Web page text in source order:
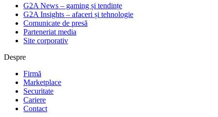
G2A News – gaming și tendințe
G2A Insights – afaceri și tehnologie
Comunicate de presă
Parteneriat media
Site corporativ
Despre
Firmă
Marketplace
Securitate
Cariere
Contact